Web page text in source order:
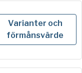
Varianter och
förmånsvärde